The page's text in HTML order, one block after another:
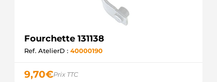
Fourchette 131138
Ref. AtelierD : 40000190
9,70€Prix TTC